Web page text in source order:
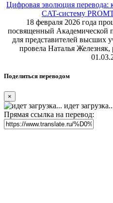
Цифровая эволюция перевода:
CAT-систему
18 февраля 2026 года
посвященный Академической
для представителей высших
провела Наталья
Поделиться переводом
×
идет
Прямая ссылка на перевод: